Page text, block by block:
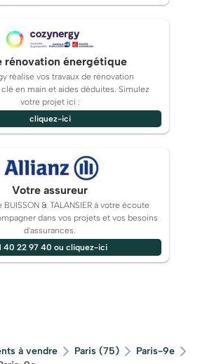
rénovation énergétique
réalise vos travaux de rénovation
en main et aides déduites. Simulez
votre projet ici :
cliquez-ici
Votre assureur
& TALANSIER à votre écoute
dans vos projets et vos besoins
d'assurances.
40 22 97 40 ou cliquez-ici
à vendre Paris (75)
Paris-9e